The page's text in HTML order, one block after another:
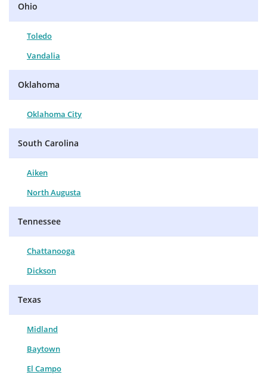
Ohio
Toledo
Vandalia
Oklahoma
Oklahoma City
South Carolina
Aiken
North Augusta
Tennessee
Chattanooga
Dickson
Texas
Midland
Baytown
El Campo